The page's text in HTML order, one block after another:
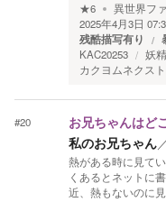
★6 異世界フ
2025年4月3日
残酷描写有り
KAC20253 妖精
カクヨムネクス
#20 お兄ちゃんはど
私のお兄ちゃん
熱がある時に見て
くあるとネットに
近、熱もないのに